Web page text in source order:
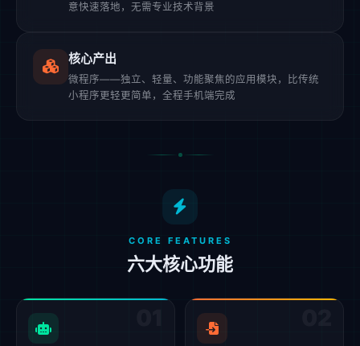
意快速落地，无需专业技术背景
核心产出
微程序——独立、轻量、功能聚焦的应用模块，比传统
小程序更轻更简单，全程手机端完成
CORE FEATURES
六大核心功能